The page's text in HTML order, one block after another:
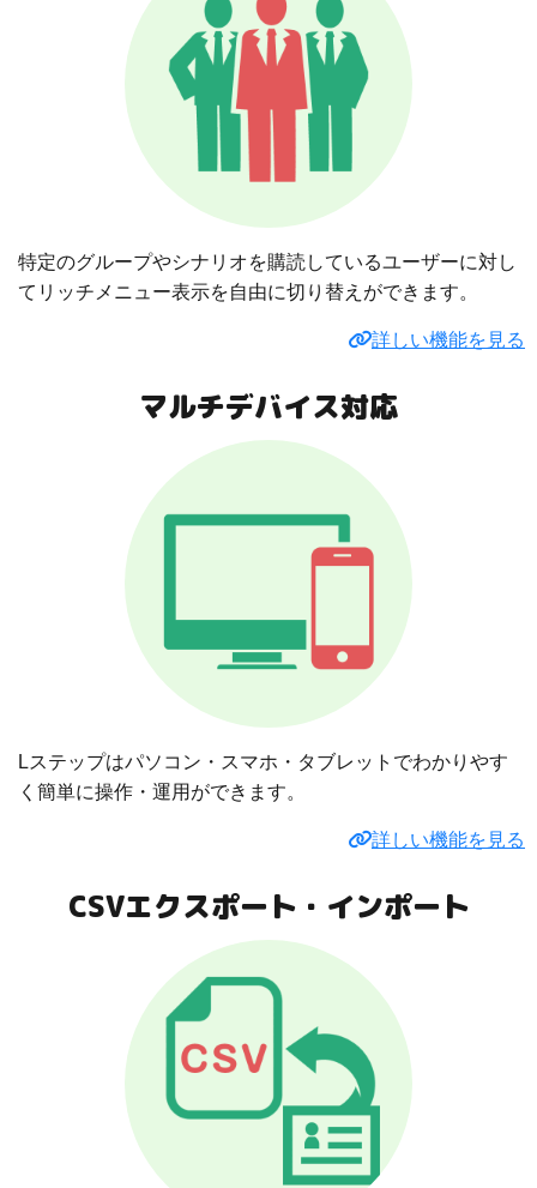
特定のグループやシナリオを購読しているユーザーに対し
てリッチメニュー表示を自由に切り替えができます。
詳しい機能を見る
マルチデバイス対応
Lステップはパソコン・スマホ・タブレットでわかりやす
く簡単に操作・運用ができます。
詳しい機能を見る
CSVエクスポート・インポート